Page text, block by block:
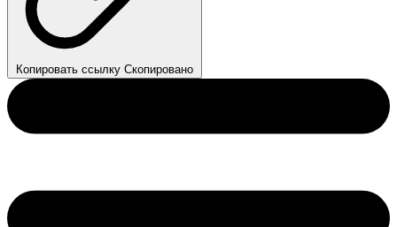
Копировать ссылку Скопировано